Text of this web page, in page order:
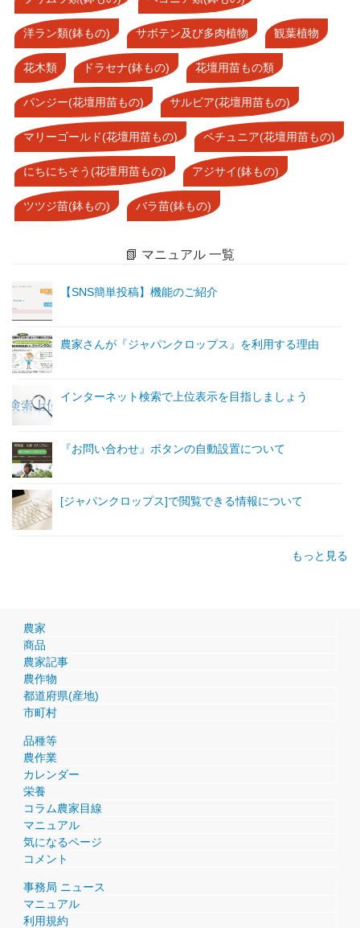
洋ラン類(鉢もの) サボテン及び多肉植物 観葉植物
花木類 ドラセナ(鉢もの) 花壇用苗もの類
パンジー(花壇用苗もの) サルビア(花壇用苗もの)
マリーゴールド(花壇用苗もの) ペチュニア(花壇用苗もの)
にちにちそう(花壇用苗もの) アジサイ(鉢もの)
ツツジ苗(鉢もの) バラ苗(鉢もの)
📗 マニュアル 一覧
【SNS簡単投稿】機能のご紹介
農家さんが『ジャパンクロップス』を利用する理由
インターネット検索で上位表示を目指しましょう
『お問い合わせ』ボタンの自動設置について
[ジャパンクロップス]で閲覧できる情報について
もっと見る
農家
商品
農家記事
農作物
都道府県(産地)
市町村
品種等
農作業
カレンダー
栄養
コラム農家目線
マニュアル
気になるページ
コメント
事務局 ニュース
マニュアル
利用規約